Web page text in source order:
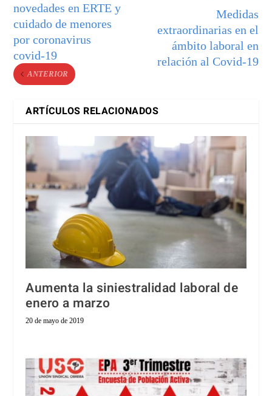
novedades en ERTE y
cuidado de menores
por coronavirus
covid-19
ANTERIOR
Medidas
extraordinarias en el
ámbito laboral en
relación al Covid-19
ARTÍCULOS RELACIONADOS
Aumenta la siniestralidad laboral de
enero a marzo
20 de mayo de 2019